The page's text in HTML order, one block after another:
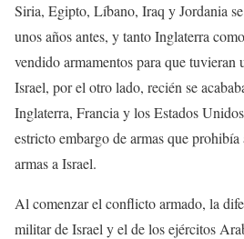
Siria, Egipto, Líbano, Iraq y Jordania
unos años antes, y tanto Inglaterra
vendido armamentos para que tuvieran
Israel, por el otro lado, recién se
Inglaterra, Francia y los Estados
estricto embargo de armas que
armas a Israel.
Al comenzar el conflicto armado, la
militar de Israel y el de los ejércitos